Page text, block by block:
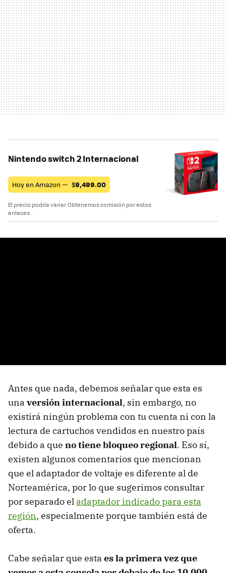
Nintendo switch 2 Internacional
Hoy en Amazon — $9,499.00
El precio podría variar. Obtenemos comisión por estos
enlaces
Antes que nada, debemos señalar que esta es
una versión internacional, sin embargo, no
existirá ningún problema con tu cuenta ni con la
lectura de cartuchos vendidos en nuestro país
debido a que no tiene bloqueo regional. Eso sí,
existen algunos comentarios que mencionan
que el adaptador de voltaje es diferente al de
Norteamérica, por lo que sugerimos consultar
por separado el adaptador indicado para esta
región, especialmente porque también está de
oferta.
Cabe señalar que esta esla primera vez que